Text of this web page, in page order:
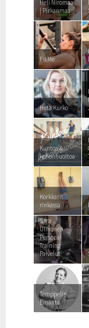
Heli Niromaa
| Pirkanmaa
FitMe
Heta Kurko
Kuntoa &
kehonhuoltoa
Korkkarit
rinkassa
Sara
Uimonen
Personal
Training
Palvelut
Temppelin
Emäntä